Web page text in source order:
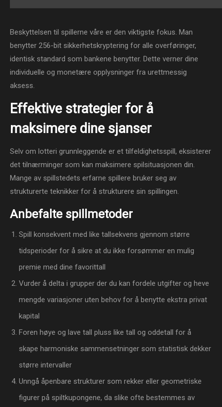
Beskyttelsen til spillerne våre er den viktigste fokus. Man
benytter 256-bit sikkerhetskryptering for alle overføringer,
identisk standard som bankene benytter. Dette verner dine
individuelle og monetære opplysninger fra urettmessig
aksess.
Effektive strategier for å
maksimere dine sjanser
Selv om lotteri grunnleggende er et tilfeldighetsspill, eksisterer
det tilnærminger som kan maksimere spilsituasjonen din.
Mange av spillstedets erfarne spillere bruker seg av
strukturerte teknikker for å strukturere sin spillingen.
Anbefalte spillmetoder
Spill konsekvent med like tallsekvens gjennom større
tidsperioder for å sikre at du ikke forsømmer en mulig
premie med dine favorittall
Vurder å delta i grupper der du kan fordele utgifter og heve
mengde variasjoner uten behov for å benytte ekstra privat
kapital
Foren høye og lave tall pluss like tall og oddetall for å
skape harmoniske sammensetninger som statistisk dekker
større intervaller
Unngå åpenbare strukturer som rekker eller geometriske
figurer på spiltkupongene, da slike ofte bestemmes av